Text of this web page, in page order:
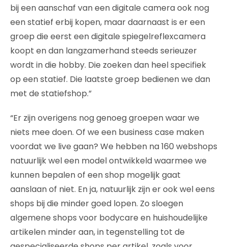
bij een aanschaf van een digitale camera ook nog
een statief erbij kopen, maar daarnaast is er een
groep die eerst een digitale spiegelreflexcamera
koopt en dan langzamerhand steeds serieuzer
wordt in die hobby. Die zoeken dan heel specifiek
op een statief. Die laatste groep bedienen we dan
met de statiefshop.”
“Er zijn overigens nog genoeg groepen waar we
niets mee doen. Of we een business case maken
voordat we live gaan? We hebben na 160 webshops
natuurlijk wel een model ontwikkeld waarmee we
kunnen bepalen of een shop mogelijk gaat
aanslaan of niet. En ja, natuurlijk zijn er ook wel eens
shops bij die minder goed lopen. Zo sloegen
algemene shops voor bodycare en huishoudelijke
artikelen minder aan, in tegenstelling tot de